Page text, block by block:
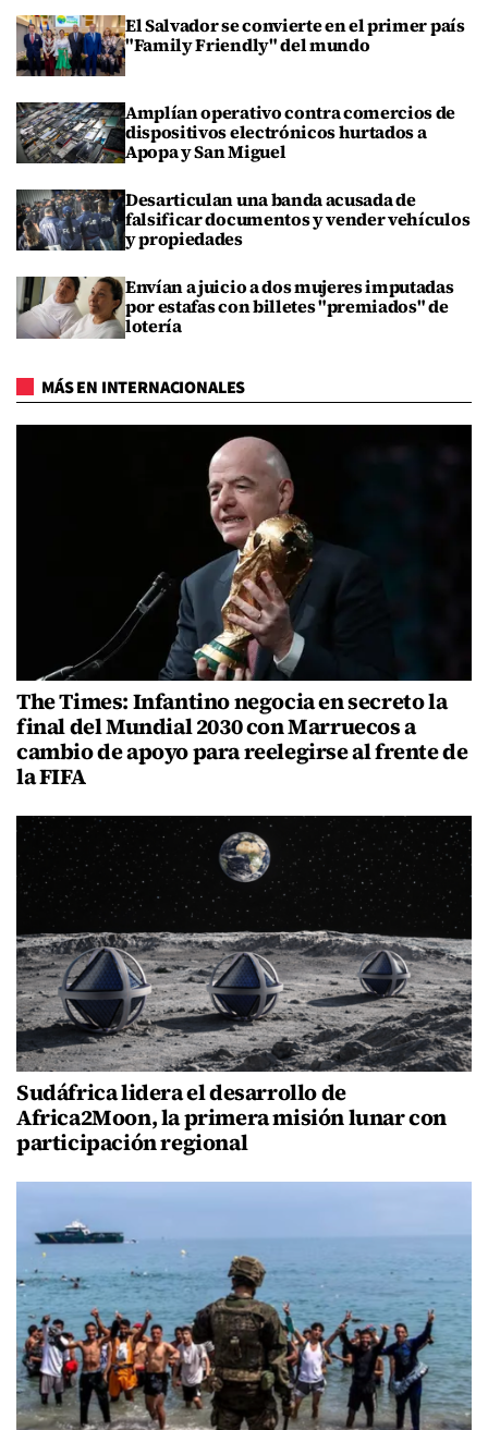
El Salvador se convierte en el primer país
"Family Friendly" del mundo
Amplían operativo contra comercios de
dispositivos electrónicos hurtados a
Apopa y San Miguel
Desarticulan una banda acusada de
falsificar documentos y vender vehículos
y propiedades
Envían a juicio a dos mujeres imputadas
por estafas con billetes "premiados" de
lotería
MÁS EN INTERNACIONALES
The Times: Infantino negocia en secreto la
final del Mundial 2030 con Marruecos a
cambio de apoyo para reelegirse al frente de
la FIFA
Sudáfrica lidera el desarrollo de
Africa2Moon, la primera misión lunar con
participación regional